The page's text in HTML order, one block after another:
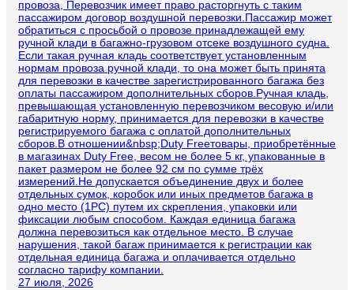
провоза, Перевозчик имеет право расторгнуть с таким
пассажиром договор воздушной перевозки.Пассажир может
обратиться с просьбой о провозе принадлежащей ему
ручной клади в багажно-грузовом отсеке воздушного судна.
Если такая ручная кладь соответствует установленным
нормам провоза ручной клади, то она может быть принята
для перевозки в качестве зарегистрированного багажа без
оплаты пассажиром дополнительных сборов.Ручная кладь,
превышающая установленную перевозчиком весовую и/или
габаритную норму, принимается для перевозки в качестве
регистрируемого багажа с оплатой дополнительных
сборов.В отношении&nbsp;Duty Freeтовары, приобретённые
в магазинах Duty Free, весом не более 5 кг, упакованные в
пакет размером не более 92 см по сумме трёх
измерений.Не допускается объединение двух и более
отдельных сумок, коробок или иных предметов багажа в
одно место (1PC) путем их скрепления, упаковки или
фиксации любым способом. Каждая единица багажа
должна перевозиться как отдельное место. В случае
нарушения, такой багаж принимается к регистрации как
отдельная единица багажа и оплачивается отдельно
согласно тарифу компании.
27 июля, 2026